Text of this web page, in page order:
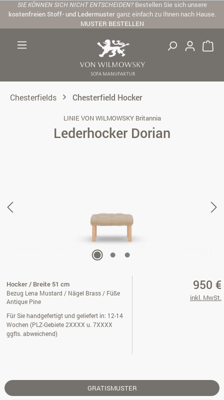
Zum Hauptinhalt springen
SIE KÖNNEN SICH NICHT ENTSCHEIDEN? Bestellen Sie sich unsere
kostenfreien Stoff- und Ledermusterganz einfach zu Ihnen nach Hause.
MUSTER BESTELLEN
Chesterfields Chesterfield Hocker
LINIE VON WILMOWSKY Britannia
Lederhocker Dorian
Hocker / Breite 51 cm
Bezug Lena Mustard / Nägel Brass / Füße
Antique Pine
Für Sie handgefertigt und geliefert in: 12-14
Wochen (PLZ-Gebiete 2XXXX u. 7XXXX
ggfls. abweichend)
950 €
inkl. MwSt.
GRATISMUSTER